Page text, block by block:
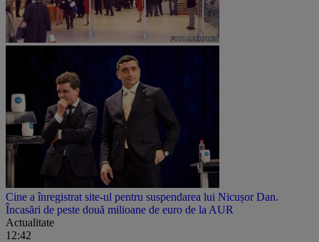
Cine a înregistrat site-ul pentru suspendarea lui Nicușor Dan.
Încasări de peste două milioane de euro de la AUR
Actualitate
12:42